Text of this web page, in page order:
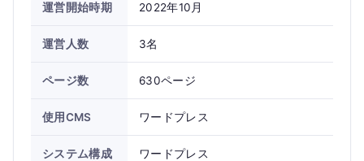
運営開始時期 2022年10月
運営人数 3名
ページ数 630ページ
使用CMS ワードプレス
システム構成 ワードプレス